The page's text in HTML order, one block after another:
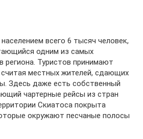
всего 6 тысяч человек,
одним из самых
региона. Туристов принимают
считая местных жителей, сдающих
Здесь даже есть собственный
чартерные рейсы из стран
Скиатоса покрыта
окружают песчаные полосы